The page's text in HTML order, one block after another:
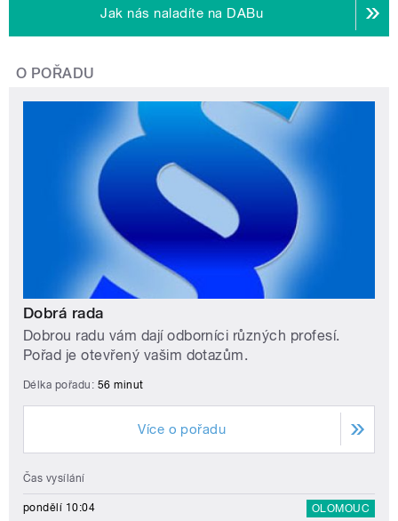
Jak nás naladíte na DABu
O POŘADU
Dobrá rada
Dobrou radu vám dají odborníci různých profesí.
Pořad je otevřený vašim dotazům.
Délka pořadu: 56 minut
Více o pořadu
Čas vysílání
pondělí 10:04 OLOMOUC